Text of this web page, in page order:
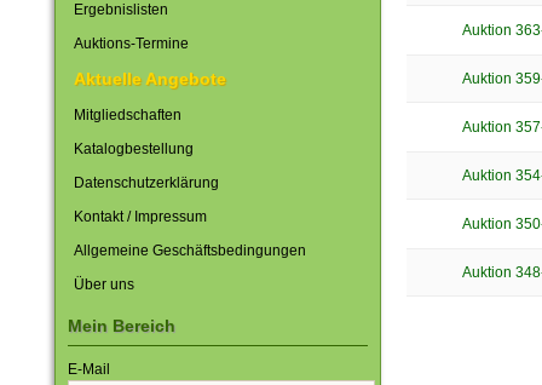
Ergebnislisten
Auktions-Termine
Aktuelle Angebote
Mitgliedschaften
Katalogbestellung
Datenschutzerklärung
Kontakt / Impressum
Allgemeine Geschäftsbedingungen
Über uns
Mein Bereich
E-Mail
Auktion
Auktion
Auktion
Auktion
Auktion
Auktion